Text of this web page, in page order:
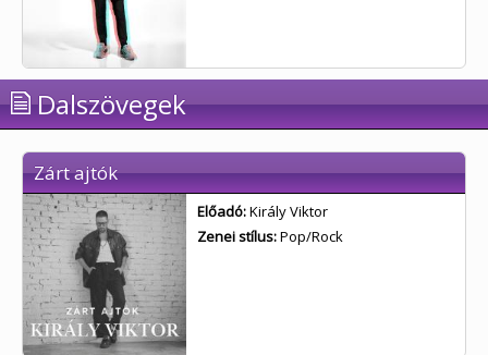
Dalszövegek
Zárt ajtók
Előadó:Király Viktor
Zenei stílus:Pop/Rock